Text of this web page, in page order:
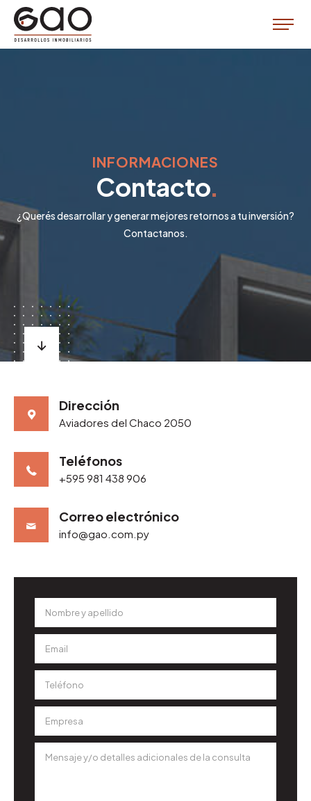
INFORMACIONES
Contacto
¿Querés desarrollar y generar mejores retornos a tu inversión?
Contactanos.
Dirección
Aviadores del Chaco 2050
Teléfonos
+595 981 438 906
Correo electrónico
info@gao.com.py